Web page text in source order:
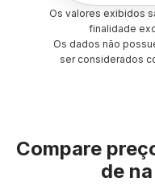
Os valores exibidos
finalidade
Os dados não
ser considerados
Compare
de